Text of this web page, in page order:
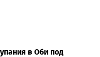
в Оби под